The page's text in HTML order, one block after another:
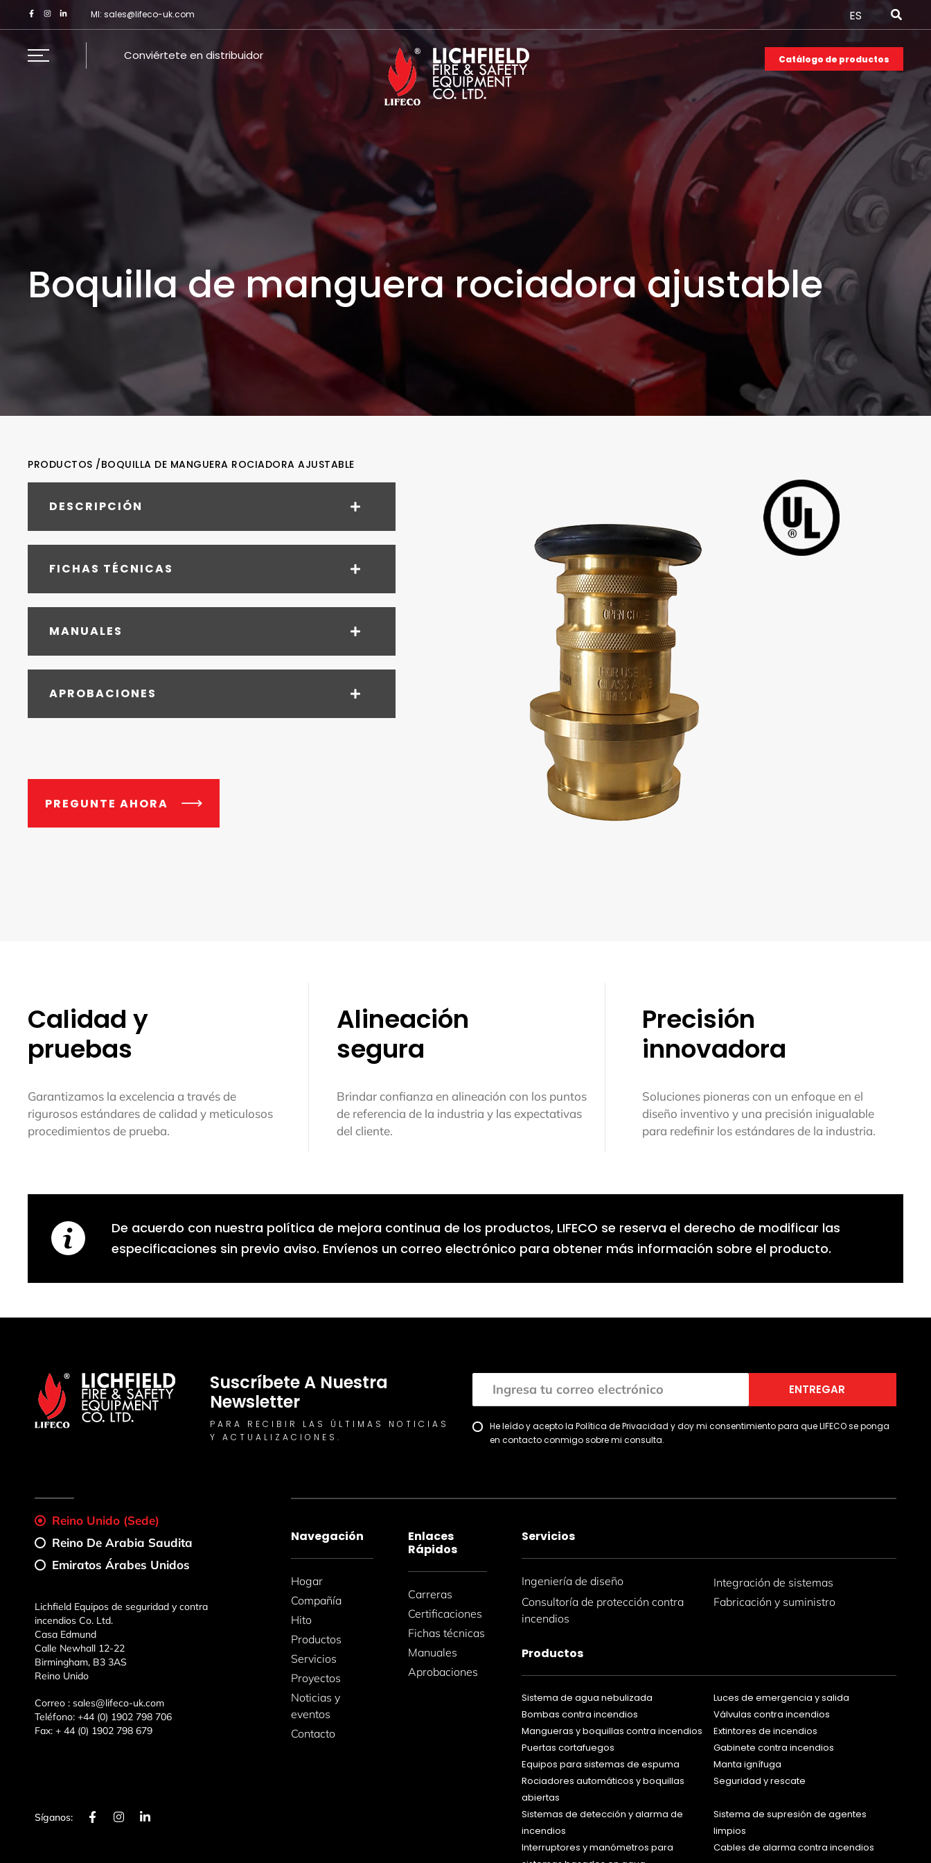
MI:sales@lifeco-uk.com ES
Conviértete en distribuidor Catálogo de productos
Boquilla de manguera rociadora ajustable
PRODUCTOS /BOQUILLA DE MANGUERA ROCIADORA AJUSTABLE
DESCRIPCIÓN
FICHAS TÉCNICAS
MANUALES
APROBACIONES
PREGUNTE AHORA
Calidad y
pruebas
Garantizamos la excelencia a través de
rigurosos estándares de calidad y meticulosos
procedimientos de prueba.
Alineación
segura
Brindar confianza en alineación con los puntos
de referencia de la industria y las expectativas
del cliente.
Precisión
innovadora
Soluciones pioneras con un enfoque en el
diseño inventivo y una precisión inigualable
para redefinir los estándares de la industria.
De acuerdo con nuestra política de mejora continua de los productos, LIFECO se reserva el derecho de modificar las
especificaciones sin previo aviso. Envíenos un correo electrónico para obtener más información sobre el producto.
Suscríbete A Nuestra
Newsletter
PARA RECIBIR LAS ÚLTIMAS NOTICIAS
Y ACTUALIZACIONES.
ENTREGAR
He leído y acepto la Política de Privacidad y doy mi consentimiento para que LIFECO se ponga
en contacto conmigo sobre mi consulta.
Reino Unido (sede)
Reino De Arabia Saudita
Emiratos Árabes Unidos
Lichfield Equipos de seguridad y contra
incendios Co. Ltd.
Casa Edmund
Calle Newhall 12-22
Birmingham, B3 3AS
Reino Unido
Correo :sales@lifeco-uk.com
Teléfono: +44 (0) 1902 798 706
Fax:+ 44 (0) 1902 798 679
Síganos: F
a
I
n
L
Navegación
Hogar
Compañía
Hito
Productos
Servicios
Proyectos
Noticias y
eventos
Contacto
Enlaces
Rápidos
Carreras
Certificaciones
Fichas técnicas
Manuales
Aprobaciones
Servicios
Ingeniería de diseño
Integración de sistemas
Consultoría de protección contra
incendios
Fabricación y suministro
Productos
Sistema de agua nebulizada
Luces de emergencia y salida
Bombas contra incendios
Válvulas contra incendios
Mangueras y boquillas contra incendios
Extintores de incendios
Puertas cortafuegos
Gabinete contra incendios
Equipos para sistemas de espuma
Manta ignífuga
Rociadores automáticos y boquillas
abiertas
Seguridad y rescate
Sistemas de detección y alarma de
incendios
Sistema de supresión de agentes
limpios
Interruptores y manómetros para
Cables de alarma contra incendios